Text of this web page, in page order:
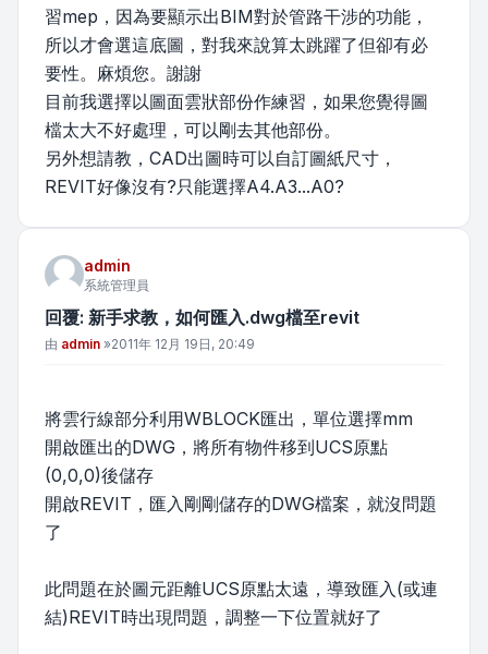
習mep，因為要顯示出BIM對於管路干涉的功能，
所以才會選這底圖，對我來說算太跳躍了但卻有必
要性。麻煩您。謝謝
目前我選擇以圖面雲狀部份作練習，如果您覺得圖
檔太大不好處理，可以剛去其他部份。
另外想請教，CAD出圖時可以自訂圖紙尺寸，
REVIT好像沒有?只能選擇A4.A3...A0?
admin
系統管理員
回覆: 新手求教，如何匯入.dwg檔至revit
文章
由 admin »2011年 12月 19日, 20:49
將雲行線部分利用WBLOCK匯出，單位選擇mm
開啟匯出的DWG，將所有物件移到UCS原點
(0,0,0)後儲存
開啟REVIT，匯入剛剛儲存的DWG檔案，就沒問題
了
此問題在於圖元距離UCS原點太遠，導致匯入(或連
結)REVIT時出現問題，調整一下位置就好了